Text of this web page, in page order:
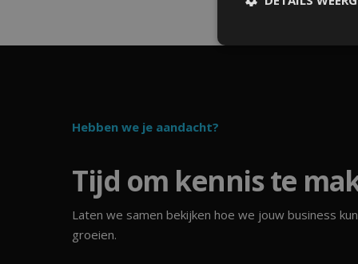
Hebben we je aandacht?
Tijd om kennis te
Laten we samen bekijken hoe we jouw business
groeien.